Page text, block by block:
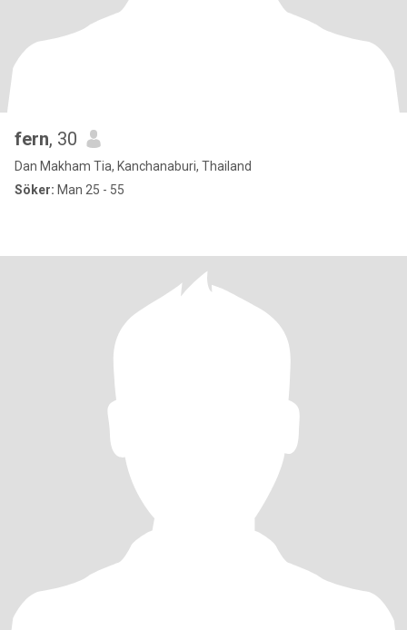
fern, 30
Dan Makham Tia, Kanchanaburi, Thailand
Söker: Man 25 - 55